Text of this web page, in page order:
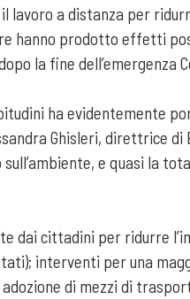
lavoro a distanza per
hanno prodotto effetti
la fine dell’emergenza
ha evidentemente
Ghisleri, direttrice
e quasi la
dai cittadini per ridurre
interventi per una
di mezzi di